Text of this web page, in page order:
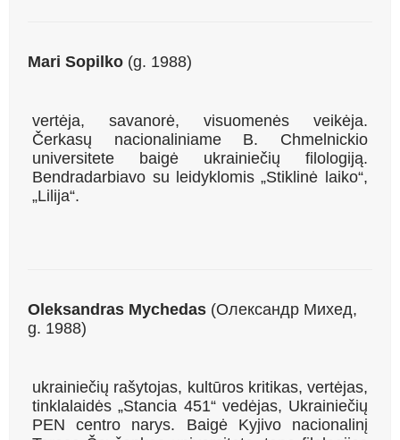
Mari Sopilko (g. 1988)
vertėja, savanorė, visuomenės veikėja.
Čerkasų nacionaliniame B. Chmelnickio
universitete baigė ukrainiečių filologiją.
Bendradarbiavo su leidyklomis „Stiklinė laiko“,
„Lilija“.
Oleksandras Mychedas (Олександр Михед,
g. 1988)
ukrainiečių rašytojas, kultūros kritikas, vertėjas,
tinklalaidės „Stancia 451“ vedėjas, Ukrainiečių
PEN centro narys. Baigė Kyjivo nacionalinį